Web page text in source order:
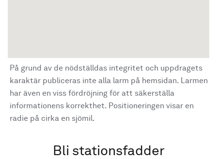
På grund av de nödställdas integritet och uppdragets
karaktär publiceras inte alla larm på hemsidan. Larmen
har även en viss fördröjning för att säkerställa
informationens korrekthet. Positioneringen visar en
radie på cirka en sjömil.
Bli stationsfadder